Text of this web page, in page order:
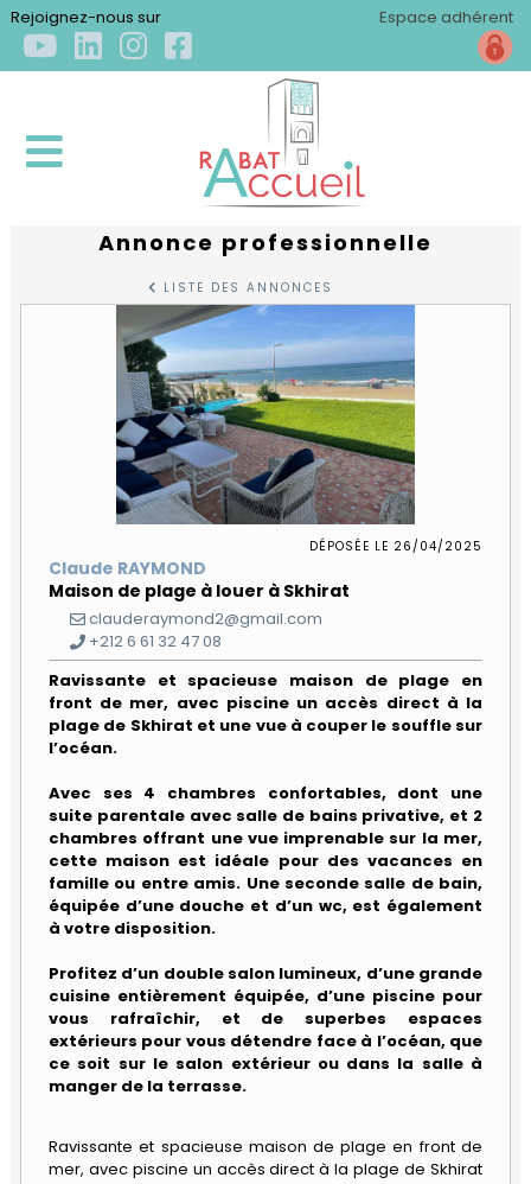
Rejoignez-nous sur Espace adhérent
×
Gouvernance
Bénévoles
Mot
Présidente
réseau
FIAFE
S'INSTALLER
Rabat
Quartiers
Travailler
déplacer
loger
Vivre
quotidien
Scolariser
soigner
divertir
Maroc
S'ÉPANOUIR
Calendrier
activités
Actualités
PARTENAIRES
Devenir
partenaire
Nos
partenaires
partenaires
institutionnels
Privilèges
adhérents
Déposez
annonce
Compétences
Carrières
NOUS
REJOINDRE
Contact
Pratique
Rabat
Accueil
Formulaire
d'adhésion
Annonce professionnelle
LISTE DES ANNONCES
DÉPOSÉE LE 26/04/2025
Claude RAYMOND
Maison de plage à louer à Skhirat
clauderaymond2@gmail.com
+212 6 61 32 47 08
Ravissante et spacieuse maison de plage en
front de mer, avec piscine un accès direct à la
plage de Skhirat et une vue à couper le souffle sur
l’océan.
Avec ses 4 chambres confortables, dont une
suite parentale avec salle de bains privative, et 2
chambres offrant une vue imprenable sur la mer,
cette maison est idéale pour des vacances en
famille ou entre amis. Une seconde salle de bain,
équipée d’une douche et d’un wc, est également
à votre disposition.
Profitez d’un double salon lumineux, d’une grande
cuisine entièrement équipée, d’une piscine pour
vous rafraîchir, et de superbes espaces
extérieurs pour vous détendre face à l’océan, que
ce soit sur le salon extérieur ou dans la salle à
manger de la terrasse.
Ravissante et spacieuse maison de plage en front de
mer, avec piscine un accès direct à la plage de Skhirat